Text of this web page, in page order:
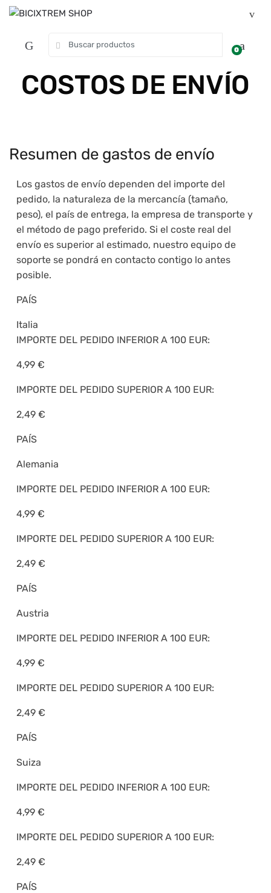
0
COSTOS DE ENVÍO
Resumen de gastos de envío
Los gastos de envío dependen del importe del
pedido, la naturaleza de la mercancía (tamaño,
peso), el país de entrega, la empresa de transporte y
el método de pago preferido. Si el coste real del
envío es superior al estimado, nuestro equipo de
soporte se pondrá en contacto contigo lo antes
posible.
PAÍS
Italia
IMPORTE DEL PEDIDO INFERIOR A 100 EUR:
4,99 €
IMPORTE DEL PEDIDO SUPERIOR A 100 EUR:
2,49 €
PAÍS
Alemania
IMPORTE DEL PEDIDO INFERIOR A 100 EUR:
4,99 €
IMPORTE DEL PEDIDO SUPERIOR A 100 EUR:
2,49 €
PAÍS
Austria
IMPORTE DEL PEDIDO INFERIOR A 100 EUR:
4,99 €
IMPORTE DEL PEDIDO SUPERIOR A 100 EUR:
2,49 €
PAÍS
Suiza
IMPORTE DEL PEDIDO INFERIOR A 100 EUR:
4,99 €
IMPORTE DEL PEDIDO SUPERIOR A 100 EUR:
2,49 €
PAÍS